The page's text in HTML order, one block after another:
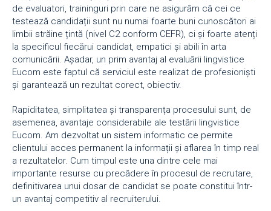
de evaluatori, traininguri prin care ne asigurăm că cei ce
testează candidații sunt nu numai foarte buni cunoscători ai
limbii străine țintă (nivel C2 conform CEFR), ci și foarte atenți
la specificul fiecărui candidat, empatici și abili în arta
comunicării. Așadar, un prim avantaj al evaluării lingvistice
Eucom este faptul că serviciul este realizat de profesioniști
și garantează un rezultat corect, obiectiv.
Rapiditatea, simplitatea și transparența procesului sunt, de
asemenea, avantaje considerabile ale testării lingvistice
Eucom. Am dezvoltat un sistem informatic ce permite
clientului acces permanent la informații și aflarea în timp real
a rezultatelor. Cum timpul este una dintre cele mai
importante resurse cu precădere în procesul de recrutare,
definitivarea unui dosar de candidat se poate constitui într-
un avantaj competitiv al recruiterului.